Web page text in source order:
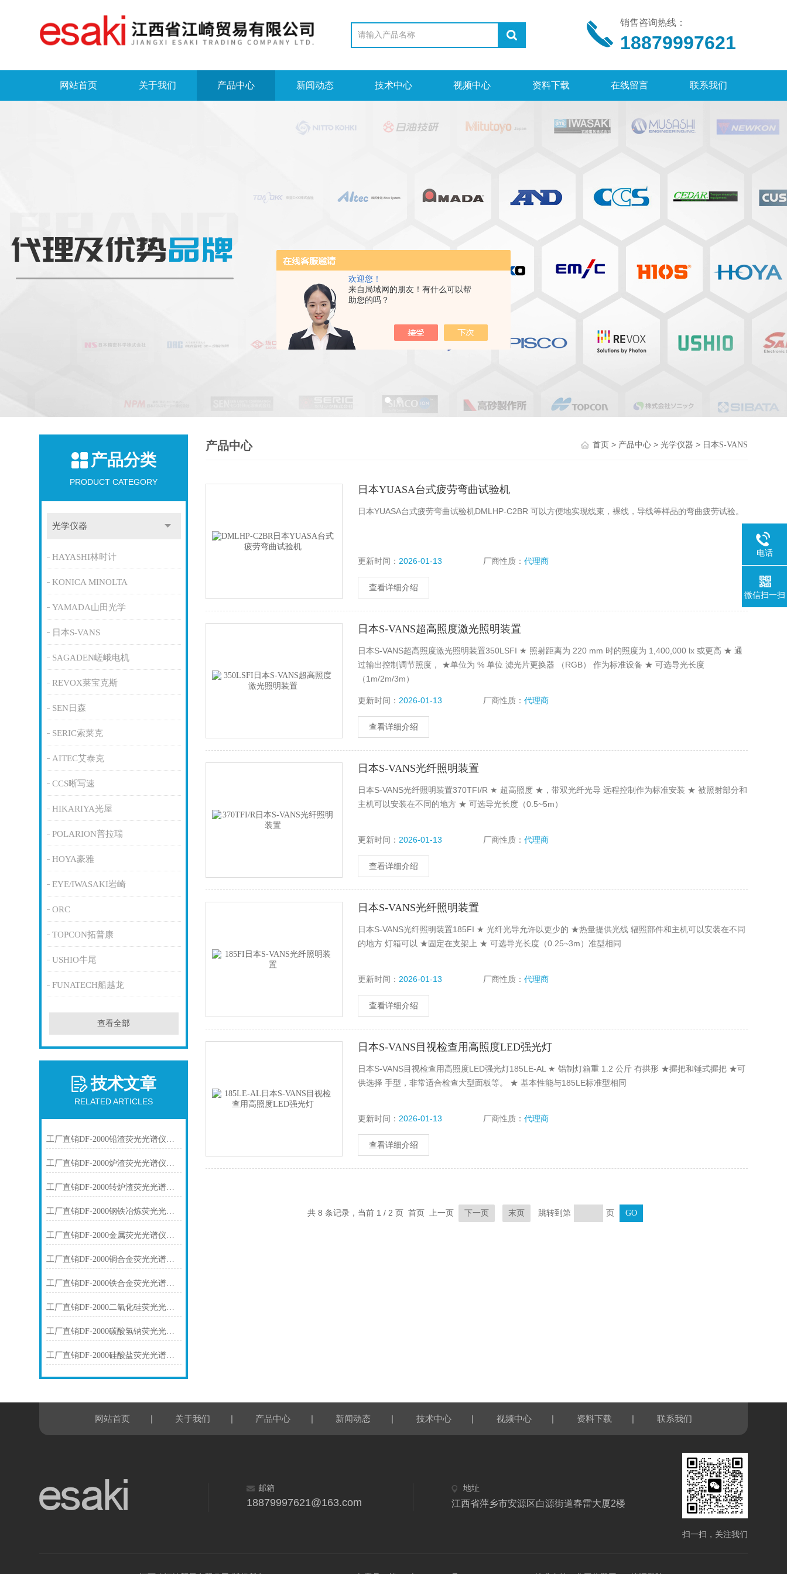
欢迎您！
来自局域网的朋友！有什么可以帮
助您的吗？
销售咨询热线：
18879997621
网站首页 关于我们 产品中心 新闻动态 技术中心 视频中心 资料下载 在线留言 联系我们
产品分类
PRODUCT CATEGORY
光学仪器
HAYASHI林时计
KONICA MINOLTA
YAMADA山田光学
日本S-VANS
SAGADEN嵯峨电机
REVOX莱宝克斯
SEN日森
SERIC索莱克
AITEC艾泰克
CCS晰写速
HIKARIYA光屋
POLARION普拉瑞
HOYA豪雅
EYE/IWASAKI岩崎
ORC
TOPCON拓普康
USHIO牛尾
FUNATECH船越龙
查看全部
技术文章
RELATED ARTICLES
工厂直销DF-2000铅渣荧光光谱仪技术参数
工厂直销DF-2000炉渣荧光光谱仪技术参数
工厂直销DF-2000转炉渣荧光光谱仪技术参数
工厂直销DF-2000钢铁冶炼荧光光谱仪技术参数
工厂直销DF-2000金属荧光光谱仪技术参数
工厂直销DF-2000铜合金荧光光谱仪技术参数
工厂直销DF-2000铁合金荧光光谱仪技术参数
工厂直销DF-2000二氧化硅荧光光谱仪技术参数
工厂直销DF-2000碳酸氢钠荧光光谱仪技术参数
工厂直销DF-2000硅酸盐荧光光谱仪技术参数
产品中心 首页> 产品中心> 光学仪器 > 日本S-VANS
日本YUASA台式疲劳弯曲试验机
日本YUASA台式疲劳弯曲试验机DMLHP-C2BR 可以方便地实现线束，裸线，导线等样品的弯曲疲劳试验。
更新时间： 2026-01-13 厂商性质：代理商
查看详细介绍
日本S-VANS超高照度激光照明装置
日本S-VANS超高照度激光照明装置350LSFI ★ 照射距离为 220 mm 时的照度为 1,400,000 lx 或更高 ★ 通
过输出控制调节照度， ★单位为 % 单位 滤光片更换器 （RGB） 作为标准设备 ★ 可选导光长度
（1m/2m/3m）
更新时间： 2026-01-13 厂商性质：代理商
查看详细介绍
日本S-VANS光纤照明装置
日本S-VANS光纤照明装置370TFI/R ★ 超高照度 ★，带双光纤光导 远程控制作为标准安装 ★ 被照射部分和
主机可以安装在不同的地方 ★ 可选导光长度（0.5~5m）
更新时间： 2026-01-13 厂商性质：代理商
查看详细介绍
日本S-VANS光纤照明装置
日本S-VANS光纤照明装置185FI ★ 光纤光导允许以更少的 ★热量提供光线 辐照部件和主机可以安装在不同
的地方 灯箱可以 ★固定在支架上 ★ 可选导光长度（0.25~3m）准型相同
更新时间： 2026-01-13 厂商性质：代理商
查看详细介绍
日本S-VANS目视检查用高照度LED强光灯
日本S-VANS目视检查用高照度LED强光灯185LE-AL ★ 铝制灯箱重 1.2 公斤 有拱形 ★握把和锤式握把 ★可
供选择 手型，非常适合检查大型面板等。 ★ 基本性能与185LE标准型相同
更新时间： 2026-01-13 厂商性质：代理商
查看详细介绍
共 8 条记录，当前 1 / 2 页 首页 上一页 下一页 末页 跳转到第 页
网站首页 | 关于我们 | 产品中心 | 新闻动态 | 技术中心 | 视频中心 | 资料下载 | 联系我们
邮箱
18879997621@163.com
地址
江西省萍乡市安源区白源街道春雷大厦2楼
扫一扫，关注我们
电话
微信扫一扫